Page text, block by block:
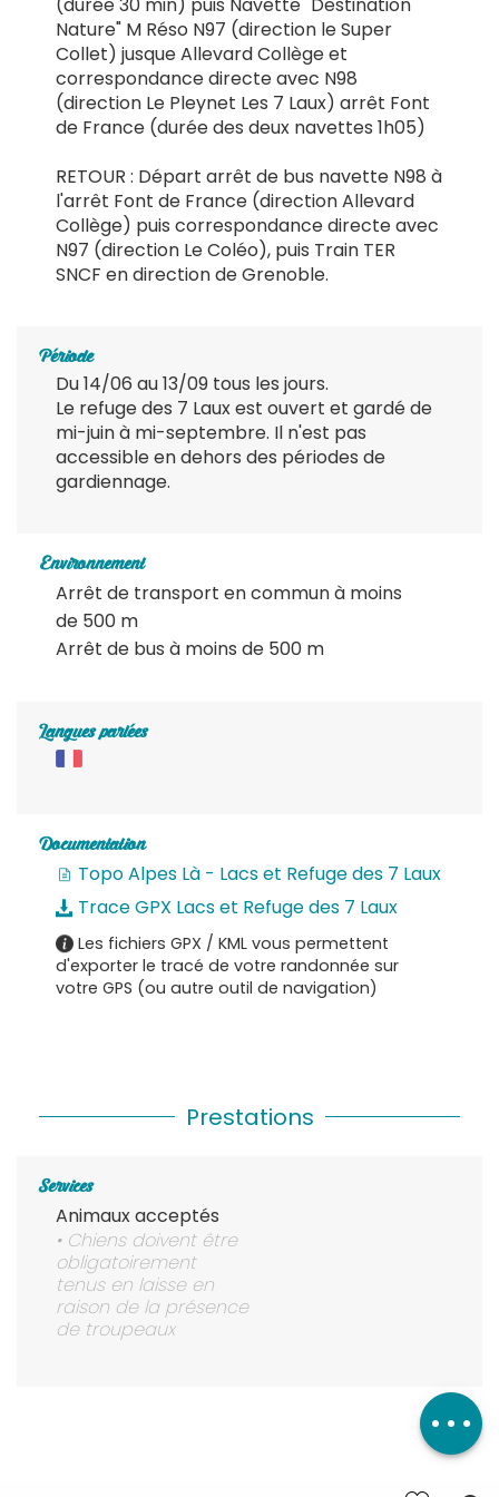
Prestations
Nature" M Réso N97 (direction le Super
Collet) jusque Allevard Collège et
correspondance directe avec N98
(direction Le Pleynet Les 7 Laux) arrêt Font
de France (durée des deux navettes 1h05)
RETOUR : Départ arrêt de bus navette N98 à
l'arrêt Font de France (direction Allevard
Collège) puis correspondance directe avec
N97 (direction Le Coléo), puis Train TER
SNCF en direction de Grenoble.
Période
Du 14/06 au 13/09 tous les jours.
Le refuge des 7 Laux est ouvert et gardé de
mi-juin à mi-septembre. Il n'est pas
accessible en dehors des périodes de
gardiennage.
Environnement
Arrêt de transport en commun à moins
de 500 m
Arrêt de bus à moins de 500 m
Langues parlées
Documentation
Topo Alpes Là - Lacs et Refuge des 7 Laux
Trace GPX Lacs et Refuge des 7 Laux
Les fichiers GPX / KML vous permettent
d'exporter le tracé de votre randonnée sur
votre GPS (ou autre outil de navigation)
Prestations
Services
Animaux acceptés
• Chiens doivent être
obligatoirement
tenus en laisse en
raison de la présence
de troupeaux